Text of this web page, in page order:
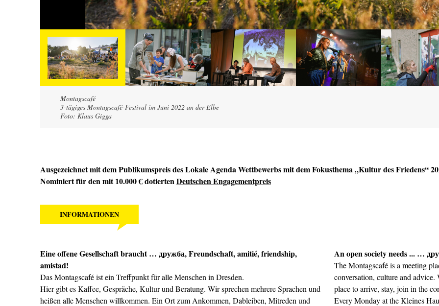
Montagscafé
3-tägiges Montagscafé-Festival im Juni 2022 an der Elbe
Foto: Klaus Gigga
Ausgezeichnet mit dem Publikumspreis des Lokale Agenda Wettbewerbs mit dem Fokusthema „Kultur des Friedens“
Nominiert für den mit 10.000 € dotiertenDeutschen Engagementpreis
INFORMATIONEN
Eine offene Gesellschaft braucht … дружба,Freundschaft, amitié, friendship,
amistad!
Das Montagscafé ist ein Treffpunkt für alle Menschen in Dresden.
Hier gibt es Kaffee, Gespräche, Kultur und Beratung. Wir sprechen mehrere Sprachen und
heißen alle Menschen willkommen. Ein Ort zum Ankommen, Dableiben, Mitreden und
An open society needs ... …
The Montagscafé is a meeting
conversation, culture and advice.
place to arrive, stay, join in the
Every Monday at the Kleines